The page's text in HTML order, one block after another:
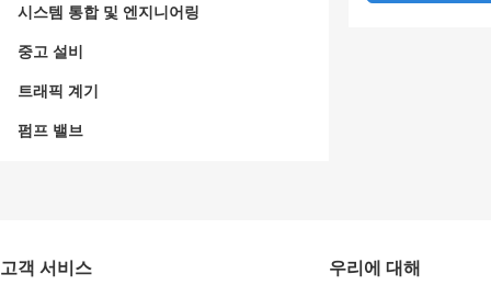
시스템 통합 및 엔지니어링
중고 설비
트래픽 계기
펌프 밸브
고객 서비스
우리에 대해